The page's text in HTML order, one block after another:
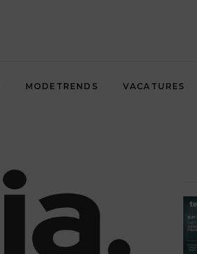
MODETRENDS VACATURES